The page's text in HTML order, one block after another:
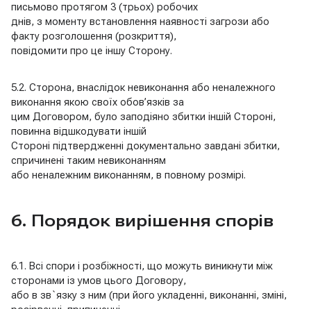
письмово протягом 3 (трьох) робочих
днів, з моменту встановлення наявності загрози або
факту розголошення (розкриття),
повідомити про це іншу Сторону.
5.2. Сторона, внаслідок невиконання або неналежного
виконання якою своїх обов’язків за
цим Договором, було заподіяно збитки іншій Стороні,
повинна відшкодувати іншій
Стороні підтвердженні документально завдані збитки,
спричинені таким невиконанням
або неналежним виконанням, в повному розмірі.
6. Порядок вирішення спорів
6.1. Всі спори і розбіжності, що можуть виникнути між
сторонами із умов цього Договору,
або в зв`язку з ним (при його укладенні, виконанні, зміні,